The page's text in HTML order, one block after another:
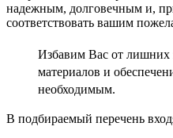
надежным, долговечным и,
соответствовать вашим
Избавим Вас от лишних
материалов и
необходимым.
В подбираемый перечень